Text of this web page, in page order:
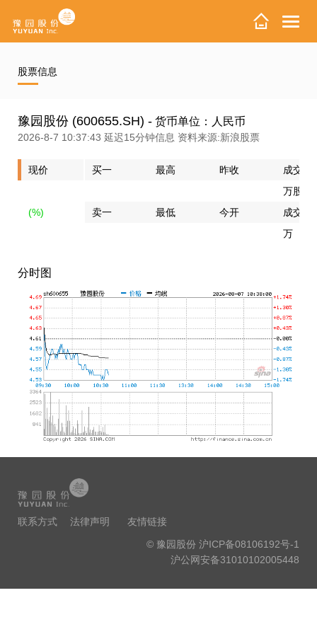
股票信息
豫园股份 (600655.SH) - 货币单位：人民币
2026-8-7 10:37:43 延迟15分钟信息 资料来源:新浪股票
现价 买一 最高 昨收 成交量
(%)
万股
卖一
最低 今开
成交额
万
分时图
联系方式 法律声明
友情链接
© 豫园股份 沪ICP备08106192号-1
沪公网安备31010102005448